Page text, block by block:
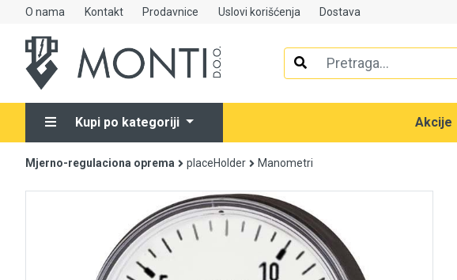
O nama Kontakt Prodavnice Uslovi korišćenja Dostava
Kupi po kategoriji Akcije
Alati
Elektrooprema
Grijanje i klimatizacija
Mjerno-regulaciona oprema
Tehnička hemija i kućni program
Mjerno-regulaciona oprema placeHolder Manometri